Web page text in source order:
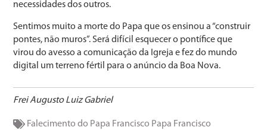
necessidades dos outros.
Sentimos muito a morte do Papa que os ensinou a “construir
pontes, não muros”. Será difícil esquecer o pontífice que
virou do avesso a comunicação da Igreja e fez do mundo
digital um terreno fértil para o anúncio da Boa Nova.
Frei Augusto Luiz Gabriel
Falecimento do Papa Francisco Papa Francisco